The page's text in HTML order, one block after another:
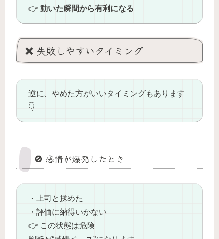
👉 動いた瞬間から有利になる
❌ 失敗しやすいタイミング
逆に、やめた方がいいタイミングもあります
👇
🚫 感情が爆発したとき
・上司と揉めた
・評価に納得いかない
👉 この状態は危険